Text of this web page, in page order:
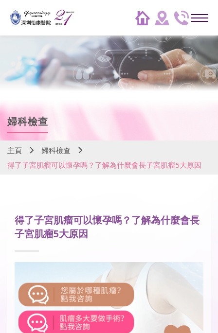
婦科檢查
主頁
婦科檢查
得了子宮肌瘤可以懷孕嗎？了解為什麼會長子宮肌瘤5大原因
得了子宮肌瘤可以懷孕嗎？了解為什麼會長
子宮肌瘤5大原因